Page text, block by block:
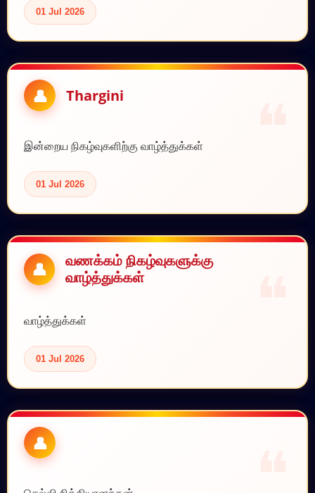
01 Jul 2026
Thargini
இன்றைய நிகழ்வுகளிற்கு வாழ்த்துக்கள்
01 Jul 2026
வணக்கம் நிகழ்வுகளுக்கு
வாழ்த்துக்கள்
வாழ்த்துக்கள்
01 Jul 2026